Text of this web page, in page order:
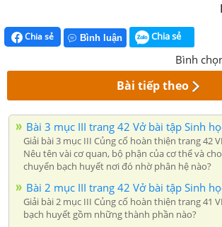
Chia sẻ Bình luận Chia sẻ
Bình
Bài tiếp theo
Bài 3 mục III trang 42 Vở bài tập Sinh
Giải bài 3 mục III Củng cố hoàn thiện trang 42
Nêu tên vài cơ quan, bộ phận của cơ thể và
chuyển bạch huyết nơi đó nhờ phân hệ nào?
Bài 2 mục III trang 42 Vở bài tập Sinh
Giải bài 2 mục III Củng cố hoàn thiện trang 41
bạch huyết gồm những thành phần nào?